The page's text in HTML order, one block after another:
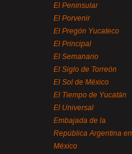
El Peninsular
El Porvenir
El Pregón Yucateco
El Principal
El Semanario
El Siglo de Torreón
El Sol de México
El Tiempo de Yucatán
El Universal
Embajada de la
República Argentina en
México